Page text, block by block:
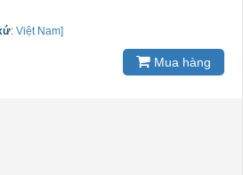
: Việt Nam]
Mua hàng